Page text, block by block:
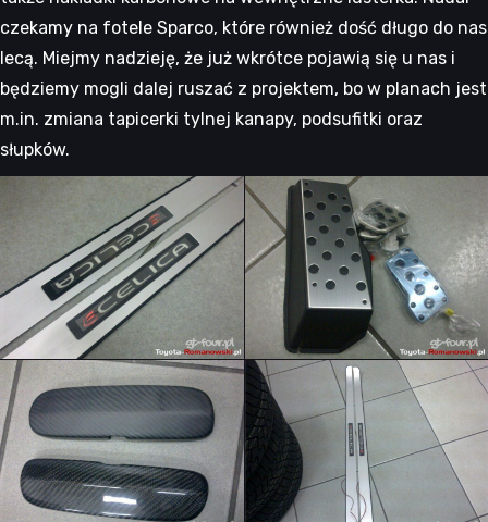
czekamy na fotele Sparco, które również dość długo do nas
lecą. Miejmy nadzieję, że już wkrótce pojawią się u nas i
będziemy mogli dalej ruszać z projektem, bo w planach jest
m.in. zmiana tapicerki tylnej kanapy, podsufitki oraz
słupków.